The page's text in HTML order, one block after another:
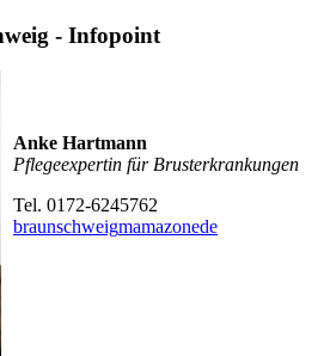
- Infopoint
Anke Hartmann
Pflegeexpertin für Brusterkrankungen
Tel. 0172-6245762
braunschweigmamazonede